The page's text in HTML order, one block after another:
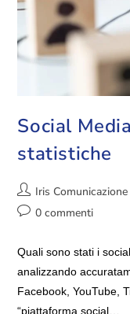
Social
statistiche
Iris Comunicazione
0 commenti
Quali sono stati i
analizzando
Facebook, YouTube,
“piattaforma social…